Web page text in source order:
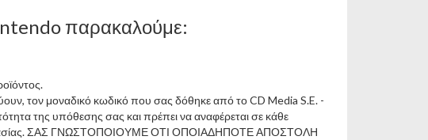
παρακαλούμε:
τον μοναδικό κωδικό που σας δόθηκε από το CD Media S.E. -
της υπόθεσης σας και πρέπει να αναφέρεται σε κάθε
ΣΑΣ ΓΝΩΣΤΟΠΟΙΟΥΜΕ ΟΤΙ ΟΠΟΙΑΔΗΠΟΤΕ ΑΠΟΣΤΟΛΗ